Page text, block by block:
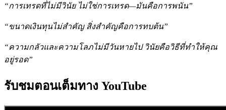
“การเทรดที่ไม่มีวินัย ไม่ใช่การเทรด—มันคือการพนัน”
“ขนาดเงินทุนไม่สำคัญ สิ่งสำคัญคือการทบต้น”
“ความกลัวและความโลภไม่มีวันหายไป วินัยคือวิธีที่ทำให้คุณ
อยู่รอด”
รับชมตอนเต็มทาง YouTube